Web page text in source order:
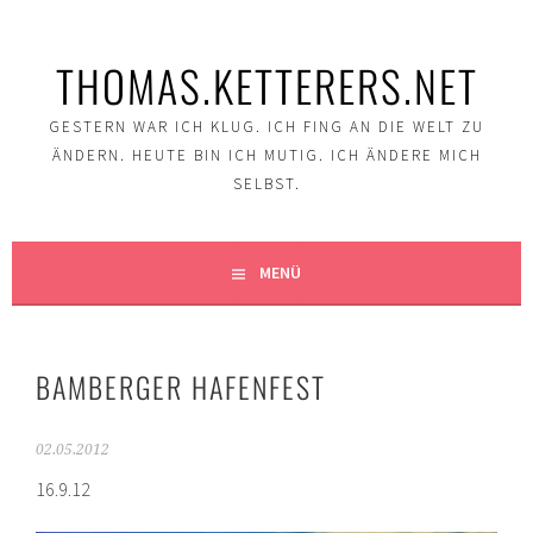
THOMAS.KETTERERS.NET
GESTERN WAR ICH KLUG. ICH FING AN DIE WELT ZU
ÄNDERN. HEUTE BIN ICH MUTIG. ICH ÄNDERE MICH
SELBST.
MENÜ
BAMBERGER HAFENFEST
02.05.2012
16.9.12